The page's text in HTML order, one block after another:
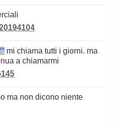
mi chiama tutti i giorni. ma
a chiamarmi
ma non dicono niente